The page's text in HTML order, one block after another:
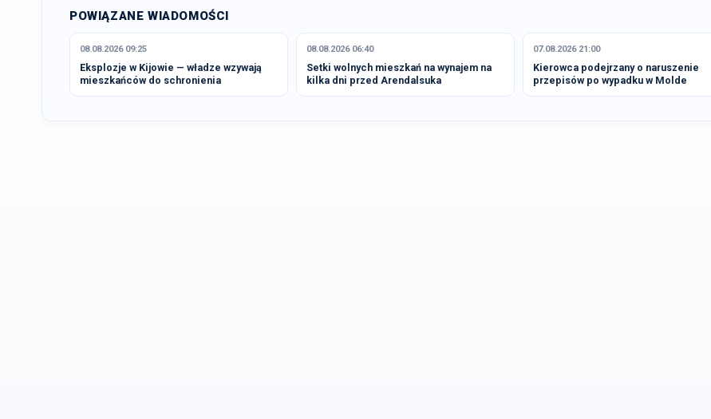
POWIĄZANE WIADOMOŚCI
08.08.2026 09:25
Eksplozje w Kijowie — władze wzywają
mieszkańców do schronienia
08.08.2026 06:40
Setki wolnych mieszkań na wynajem na
kilka dni przed Arendalsuka
07.08.2026 21:00
Kierowca podejrzany o naruszenie
przepisów po wypadku w Molde